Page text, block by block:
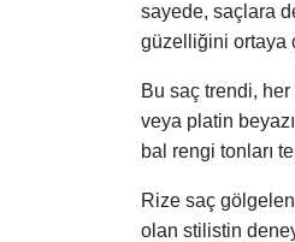
sayede, saçlara
güzelliğini ortaya
Bu saç trendi,
veya platin
bal rengi tonları
Rize saç
olan stilistin